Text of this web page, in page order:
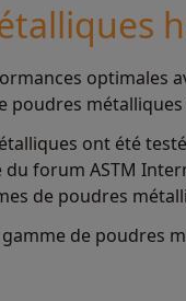
optimales
poudres
ont été
forum ASTM
de poudres
de poudres